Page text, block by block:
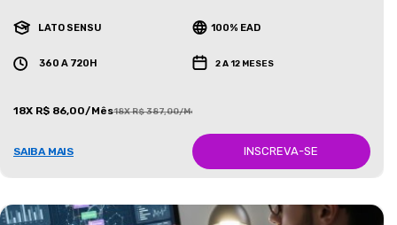
LATO SENSU 100% EAD
360 A 720H 2 A 12 MESES
18X R$ 86,00/Mês18X R$ 387,00/Mês
SAIBA MAIS INSCREVA-SE